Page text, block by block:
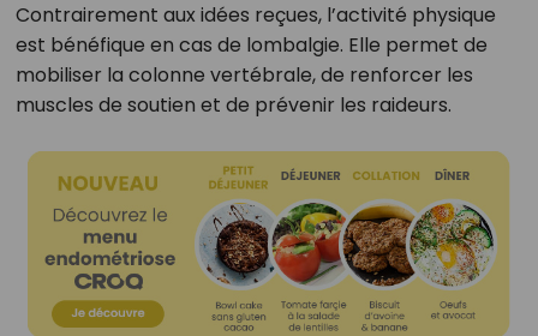
Contrairement aux idées reçues, l’activité physique
est bénéfique en cas de lombalgie. Elle permet de
mobiliser la colonne vertébrale, de renforcer les
muscles de soutien et de prévenir les raideurs.